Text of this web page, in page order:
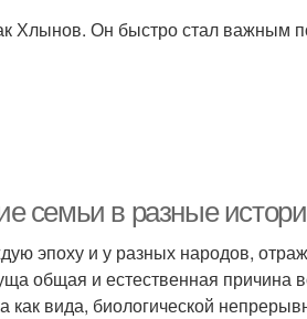
Хлынов. Он быстро стал важным
семьи в разные
эпоху и у разных народов,
общая и естественная причина
вида, биологической